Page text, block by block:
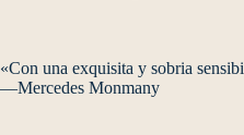
«Con una exquisita y sobria
—Mercedes Monmany